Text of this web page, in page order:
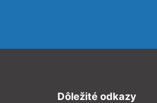
Dôležité odkazy